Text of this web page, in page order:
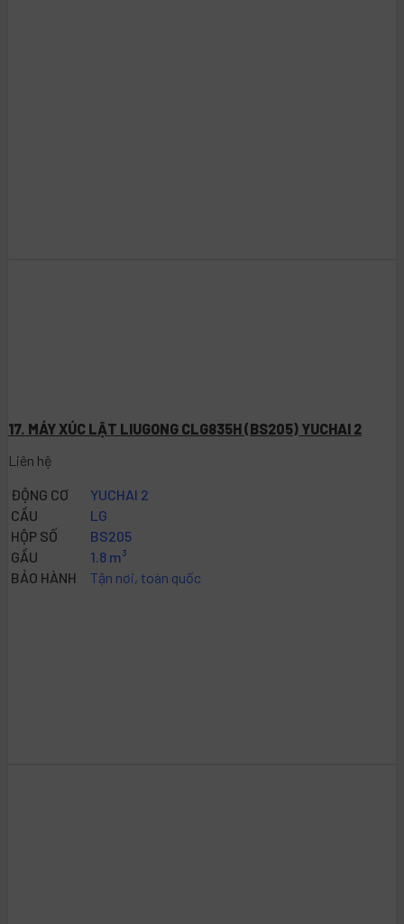
17. MÁY XÚC LẬT LIUGONG CLG835H (BS205) YUCHAI 2
Liên hệ
ĐỘNG CƠ
YUCHAI 2
CẦU
LG
HỘP SỐ
BS205
GẦU
1.8 m³
BẢO HÀNH
Tận nơi, toàn quốc